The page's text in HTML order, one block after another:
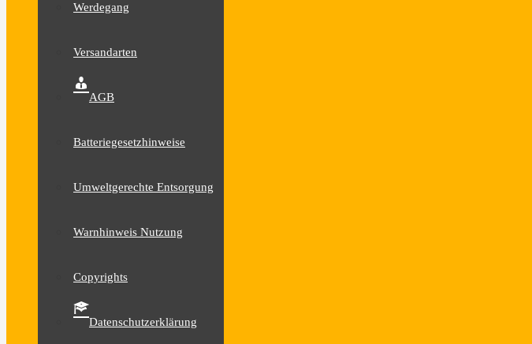
Werdegang
Versandarten
AGB
Batteriegesetzhinweise
Umweltgerechte Entsorgung
Warnhinweis Nutzung
Copyrights
Datenschutzerklärung